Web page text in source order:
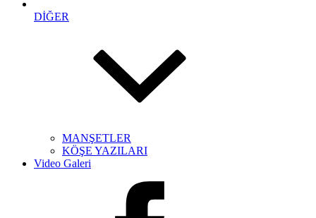
DİĞER
MANŞETLER
KÖŞE YAZILARI
Video Galeri